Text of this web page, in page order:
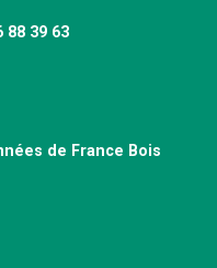
88 39 63
de France Bois